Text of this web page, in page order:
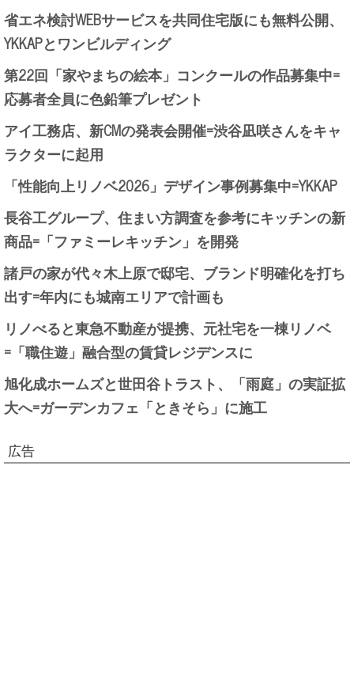
省エネ検討WEBサービスを共同住宅版にも無料公開、
YKKAPとワンビルディング
第22回「家やまちの絵本」コンクールの作品募集中=
応募者全員に色鉛筆プレゼント
アイ工務店、新CMの発表会開催=渋谷凪咲さんをキャ
ラクターに起用
「性能向上リノベ2026」デザイン事例募集中=YKKAP
長谷工グループ、住まい方調査を参考にキッチンの新
商品=「ファミーレキッチン」を開発
諸戸の家が代々木上原で邸宅、ブランド明確化を打ち
出す=年内にも城南エリアで計画も
リノべると東急不動産が提携、元社宅を一棟リノベ
=「職住遊」融合型の賃貸レジデンスに
旭化成ホームズと世田谷トラスト、「雨庭」の実証拡
大へ=ガーデンカフェ「ときそら」に施工
広告